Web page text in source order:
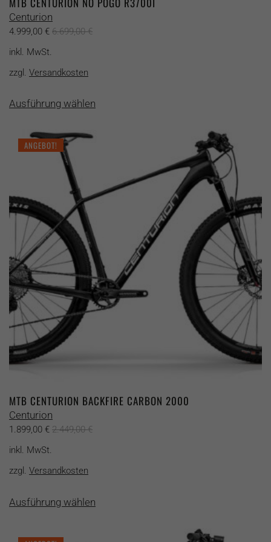
Centurion
4.999,00 € 6.699,00€
inkl. MwSt.
zzgl. Versandkosten
Ausführung wählenProdukt
Optionen
der
Produktseite
gewählt
werden
ANGEBOT!
MTB CENTURION BACKFIRE CARBON 2000
Centurion
1.899,00 € 2.449,00€
inkl. MwSt.
zzgl. Versandkosten
Ausführung wählenProdukt